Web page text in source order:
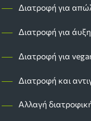
― Διατροφή για
― Διατροφή για
― Διατροφή για
― Διατροφή και
― Αλλαγή